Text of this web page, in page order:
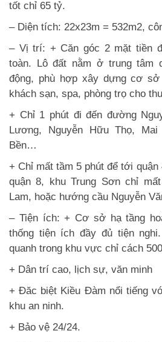
tốt chỉ 65 tỷ.
– Diện tích: 22x23m = 532m2,
– Vị trí: + Căn góc 2 mặt tiền
toàn. Lô đất nằm ở trung tâm
động, phù hợp xây dựng cơ sở
khách sạn, spa, phòng trọ cho
+ Chỉ 1 phút đi đến đường
Lương, Nguyễn Hữu Thọ,
Bền…
+ Chỉ mất tầm 5 phút để tới
quận 8, khu Trung Sơn chỉ
Lam, hoặc hướng cầu Nguyễn
– Tiện ích: + Cơ sở hạ tầng
thống tiện ích đầy đủ tiện
quanh trong khu vực chỉ cách
+ Dân trí cao, lịch sự, văn minh
+ Đăc biệt Kiều Đàm nổi tiếng
khu an ninh.
+ Bảo vệ 24/24.